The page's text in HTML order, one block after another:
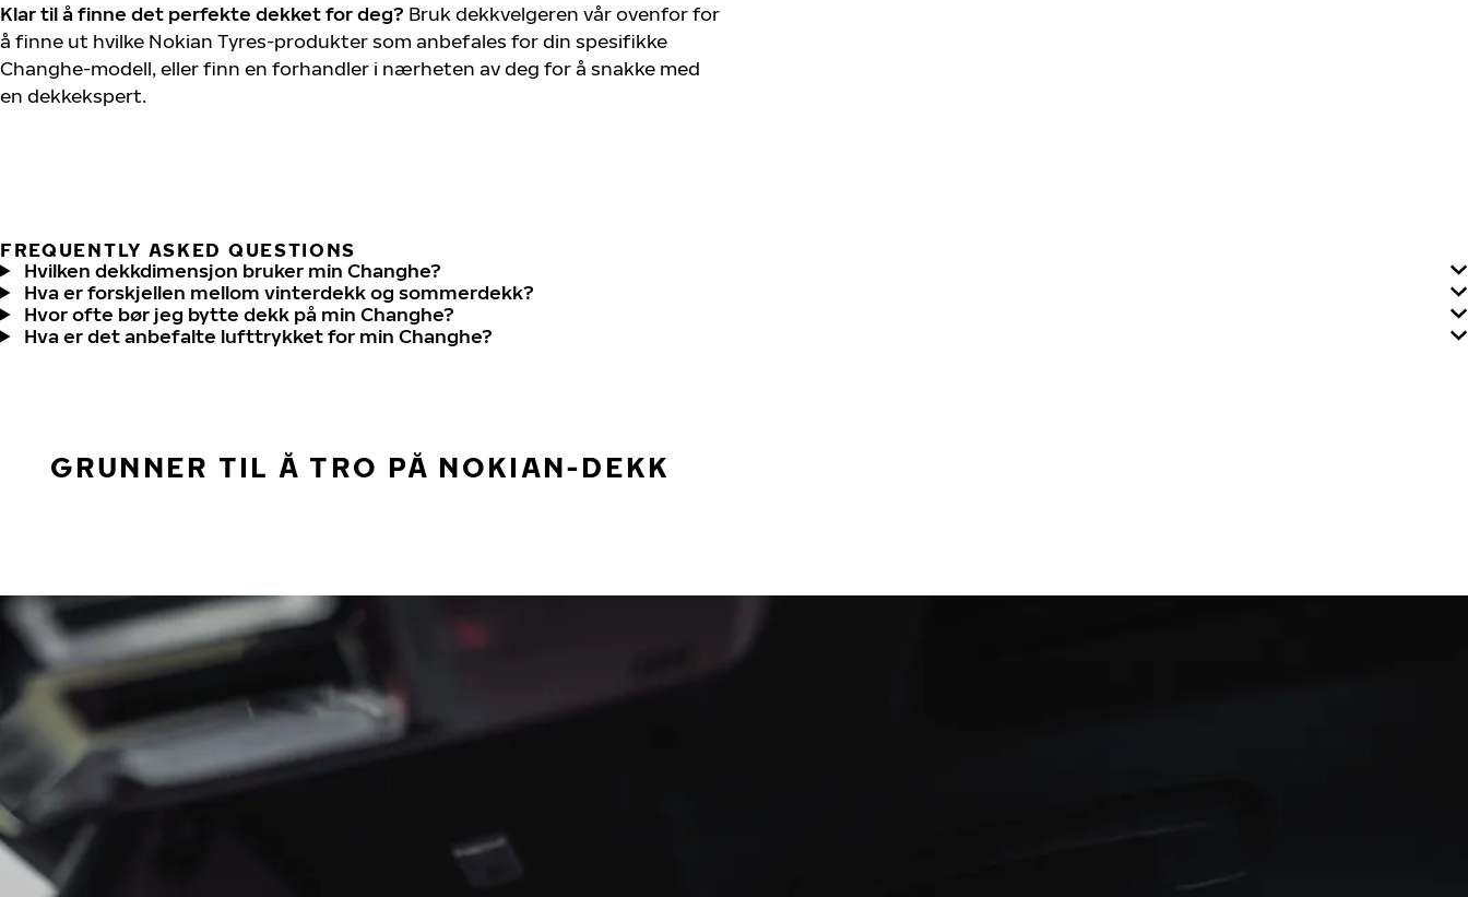
Klar til å finne det perfekte dekket for deg? Bruk dekkvelgeren vår ovenfor for
å finne ut hvilke Nokian Tyres-produkter som anbefales for din spesifikke
Changhe-modell, eller finn en forhandler i nærheten av deg for å snakke med
en dekkekspert.
FREQUENTLY ASKED QUESTIONS
Hvilken dekkdimensjon bruker min Changhe?
Hva er forskjellen mellom vinterdekk og sommerdekk?
Hvor ofte bør jeg bytte dekk på min Changhe?
Hva er det anbefalte lufttrykket for min Changhe?
GRUNNER TIL Å TRO PÅ NOKIAN-DEKK